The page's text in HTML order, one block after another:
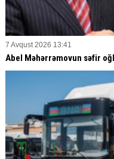
7 Avqust 2026 13:41
Abel Məhərrəmovun səfir